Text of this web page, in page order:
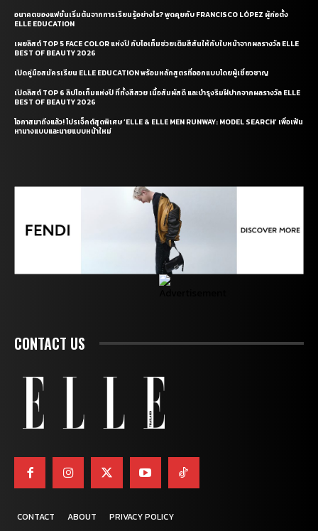
อนาคตของแฟชั่นเริ่มต้นจากการเรียนรู้อย่างไร? พูดคุยกับ FRANCISCO LÓPEZ ผู้ก่อตั้ง
ELLE EDUCATION
เผยลิสต์ TOP 5 FACE COLOR แห่งปี กับไอเท็มช่วยเติมสีสันให้กับใบหน้าจากผลรางวัล ELLE
BEST OF BEAUTY 2026
เปิดคู่มือสมัครเรียน ELLE EDUCATION พร้อมหลักสูตรที่ออกแบบโดยผู้เชี่ยวชาญ
เปิดลิสต์ TOP 6 ลิปไอเท็มแห่งปี ที่ทั้งสีสวย เนื้อสัมผัสดี และบำรุงริมฝีปากจากผลรางวัล ELLE
BEST OF BEAUTY 2026
โอกาสมาถึงแล้ว! โปรเจ็กต์สุดพิเศษ ‘ELLE & ELLE MEN RUNWAY: MODEL SEARCH’ เพื่อเฟ้น
หานางแบบและนายแบบหน้าใหม่
CONTACT US
CONTACT ABOUT PRIVACY POLICY